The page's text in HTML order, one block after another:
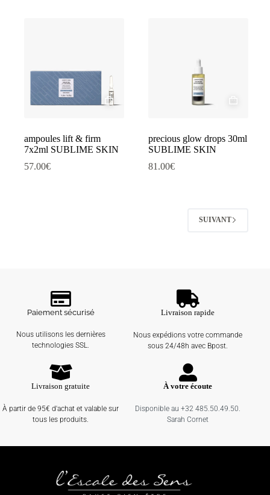
ampoules lift & firm
7x2ml SUBLIME SKIN
57.00€
precious glow drops 30ml
SUBLIME SKIN
81.00€
SUIVANT
Paiement sécurisé
Nous utilisons les dernières
technologies SSL.
Livraison rapide
Nous expédions votre commande
sous 24/48h avec Bpost.
Livraison gratuite
À partir de 95€ d'achat et valable sur
tous les produits.
À votre écoute
Disponible au +32 485.50.49.50.
Sarah Cornet